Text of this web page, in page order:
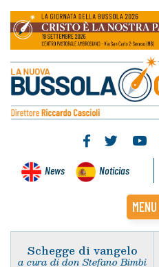
News Noticias
MENU
Schegge di vangelo
a cura di don Stefano Bimbi